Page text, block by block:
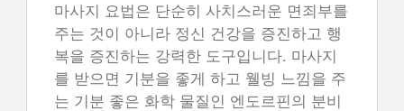
마사지 요법은 단순히 사치스러운 면죄부를
주는 것이 아니라 정신 건강을 증진하고 행
복을 증진하는 강력한 도구입니다. 마사지
를 받으면 기분을 좋게 하고 웰빙 느낌을 주
는 기분 좋은 화학 물질인 엔도르핀의 분비